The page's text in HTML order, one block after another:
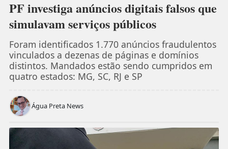
FECHAR
PF investiga anúncios digitais falsos que
simulavam serviços públicos
Foram identificados 1.770 anúncios fraudulentos
vinculados a dezenas de páginas e domínios
distintos. Mandados estão sendo cumpridos em
quatro estados: MG, SC, RJ e SP
Água Preta News